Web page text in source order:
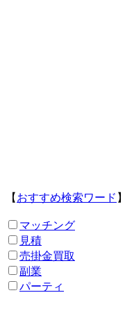
【 おすすめ検索ワード 】
マッチング
見積
売掛金買取
副業
パーティ